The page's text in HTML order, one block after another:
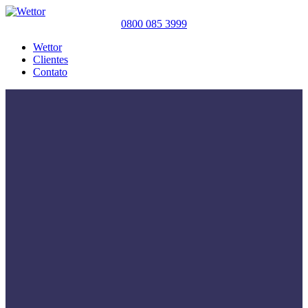
0800 085 3999
Wettor
Clientes
Contato